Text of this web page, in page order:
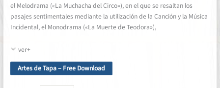
el Melodrama («La Muchacha del Circo»), en el que se resaltan los
pasajes sentimentales mediante la utilización de la Canción y la Música
Incidental, el Monodrama («La Muerte de Teodora»),
ver+
Artes de Tapa – Free Download